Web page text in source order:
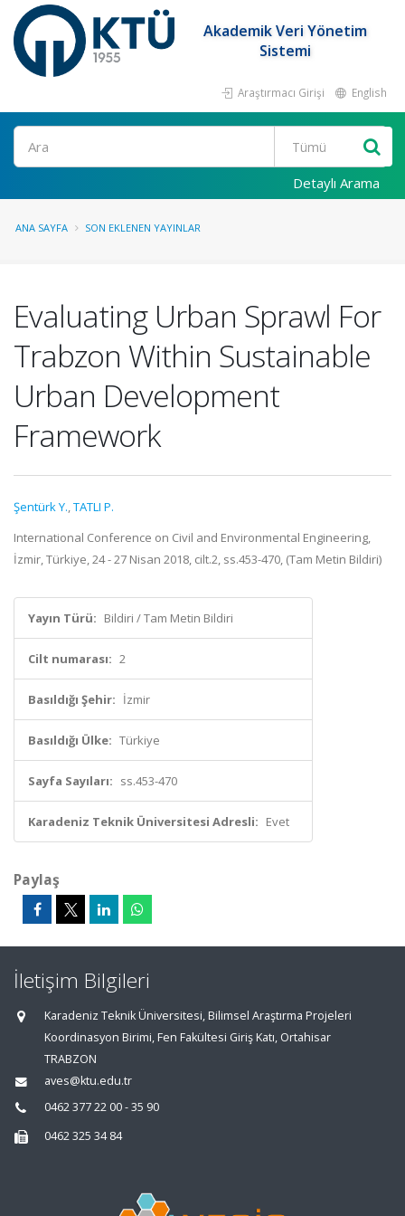
Akademik Veri Yönetim
Sistemi
Araştırmacı Girişi English
Ara
Detaylı Arama
ANA SAYFA SON EKLENEN YAYINLAR
Evaluating Urban Sprawl For
Trabzon Within Sustainable
Urban Development
Framework
Şentürk Y.,TATLI P.
International Conference on Civil and Environmental Engineering,
İzmir, Türkiye, 24 - 27 Nisan 2018, cilt.2, ss.453-470, (Tam Metin Bildiri)
Yayın Türü: Bildiri / Tam Metin Bildiri
Cilt numarası: 2
Basıldığı Şehir: İzmir
Basıldığı Ülke: Türkiye
Sayfa Sayıları: ss.453-470
Karadeniz Teknik Üniversitesi Adresli: Evet
Paylaş
İletişim Bilgileri
Karadeniz Teknik Üniversitesi, Bilimsel Araştırma Projeleri
Koordinasyon Birimi, Fen Fakültesi Giriş Katı, Ortahisar
TRABZON
aves@ktu.edu.tr
0462 377 22 00 - 35 90
0462 325 34 84